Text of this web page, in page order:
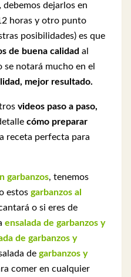
debemos dejarlos en
horas y otro punto
posibilidades) es que
de buena calidad al
se notará mucho en el
mejor resultado.
videos paso a paso,
cómo preparar
receta perfecta para
garbanzos, tenemos
estos garbanzos al
o si eres de
ensalada de garbanzos y
de garbanzos y
de garbanzos y
comer en cualquier